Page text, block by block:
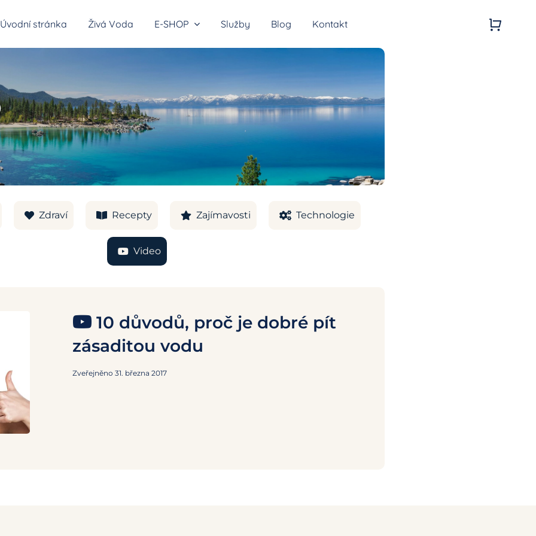
Úvodní stránka Živá Voda E-SHOP
vodíkové vody
sprchy
Kvalita vzduchu
Generátory ozonu
Služby Blog Kontakt
Zdraví Recepty Zajímavosti Technologie
Video
10 důvodů, proč je dobré pít
zásaditou vodu
Zveřejněno 31. března 2017